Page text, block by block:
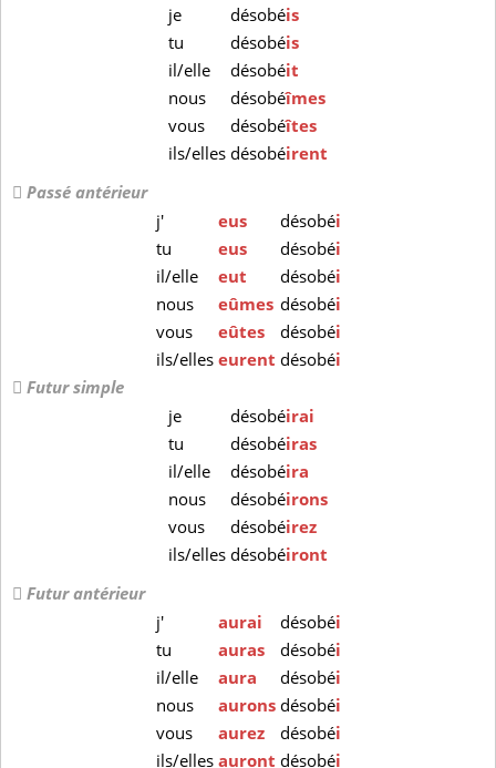
je
désobéis
tu
désobéis
il/elle
désobéit
nous
désobéîmes
vous
désobéîtes
ils/ellesdésobéirent
Passé antérieur
j'
eus désobéi
tu
eus désobéi
il/elle
eut désobéi
nous
eûmes désobéi
vous
eûtes désobéi
ils/elles eurent désobéi
Futur simple
je
désobéirai
tu
désobéiras
il/elle
désobéira
nous
désobéirons
vous
désobéirez
ils/ellesdésobéiront
Futur antérieur
j'
aurai désobéi
tu
auras désobéi
il/elle
aura désobéi
nous
aurons désobéi
vous
aurez désobéi
ils/elles auront désobéi